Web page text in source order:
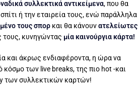
συλλεκτικά αντικείμενα, που θα
ή την εταιρεία τους, ενώ παράλληλα
τους σπορ και θα κάνουνατελείωτες
τους, κυνηγώντας μία καινούργια κάρτα!
και άκρως ενδιαφέροντα, η ώρα να
των live breaks, της πιο hot -και
των συλλεκτικών καρτών!